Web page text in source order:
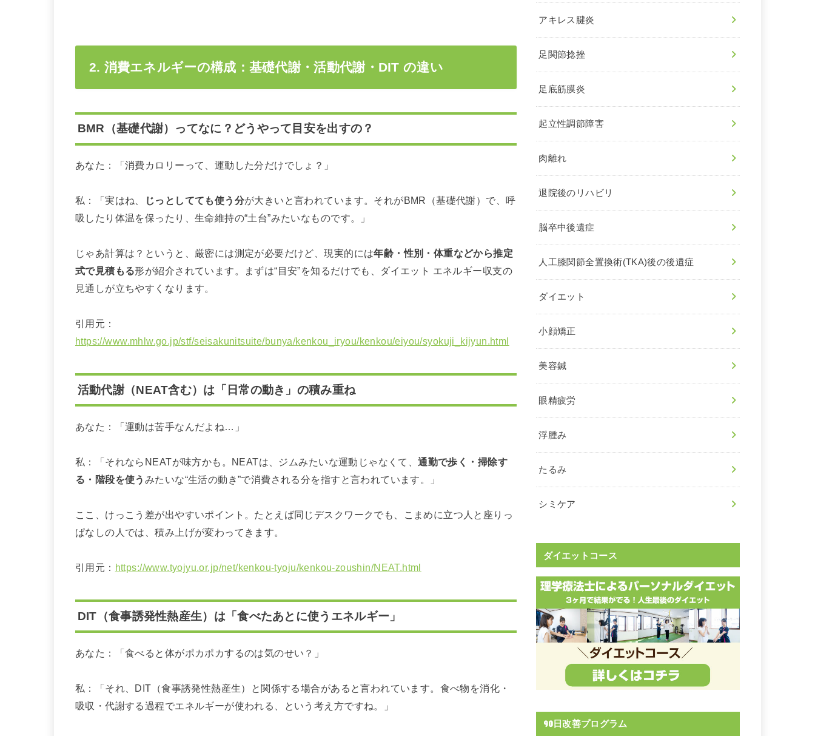
2. 消費エネルギーの構成：基礎代謝・活動代謝・DIT の違い
BMR（基礎代謝）ってなに？どうやって目安を出すの？
あなた：「消費カロリーって、運動した分だけでしょ？」
私：「実はね、 じっとしてても使う分が大きいと言われています。それがBMR（基礎代謝）で、呼
吸したり体温を保ったり、生命維持の“土台”みたいなものです。」
じゃあ計算は？というと、厳密には測定が必要だけど、現実的には年齢・性別・体重などから推定
式で見積もる形が紹介されています。まずは“目安”を知るだけでも、ダイエット エネルギー収支の
見通しが立ちやすくなります。
引用元：
https://www.mhlw.go.jp/stf/seisakunitsuite/bunya/kenkou_iryou/kenkou/eiyou/syokuji_kijyun.html
活動代謝（NEAT含む）は「日常の動き」の積み重ね
あなた：「運動は苦手なんだよね…」
私：「それならNEATが味方かも。NEATは、ジムみたいな運動じゃなくて、通勤で歩く・掃除す
る・階段を使う みたいな“生活の動き”で消費される分を指すと言われています。」
ここ、けっこう差が出やすいポイント。たとえば同じデスクワークでも、こまめに立つ人と座りっ
ぱなしの人では、積み上げが変わってきます。
引用元： https://www.tyojyu.or.jp/net/kenkou-tyoju/kenkou-zoushin/NEAT.html
DIT（食事誘発性熱産生）は「食べたあとに使うエネルギー」
あなた：「食べると体がポカポカするのは気のせい？」
私：「それ、DIT（食事誘発性熱産生）と関係する場合があると言われています。食べ物を消化・
吸収・代謝する過程でエネルギーが使われる、という考え方ですね。」
アキレス腱炎
足関節捻挫
足底筋膜炎
起立性調節障害
肉離れ
退院後のリハビリ
脳卒中後遺症
人工膝関節全置換術(TKA)後の後遺症
ダイエット
小顔矯正
美容鍼
眼精疲労
浮腫み
たるみ
シミケア
ダイエットコース
90日改善プログラム